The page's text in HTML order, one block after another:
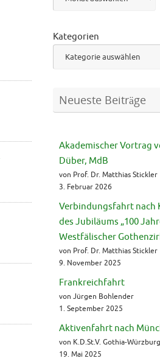
Kategorien
Neueste Beiträge
Akademischer Vortrag
Düber, MdB
von Prof. Dr. Matthias Stickler
3. Februar 2026
Verbindungsfahrt nach
des Jubiläums „100
Westfälischer
von Prof. Dr. Matthias Stickler
9. November 2025
Frankreichfahrt
von Jürgen Bohlender
1. September 2025
Aktivenfahrt nach
von K.D.St.V. Gothia-
19. Mai 2025